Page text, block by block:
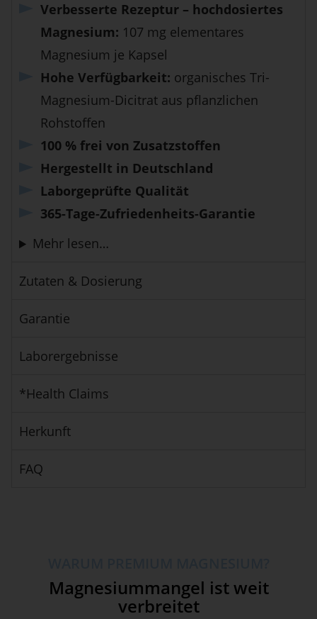
Verbesserte Rezeptur – hochdosiertes
Magnesium: 107 mg elementares
Magnesium je Kapsel
Hohe Verfügbarkeit: organisches Tri-
Magnesium-Dicitrat aus pflanzlichen
Rohstoffen
100 % frei von Zusatzstoffen
Hergestellt in Deutschland
Laborgeprüfte Qualität
365-Tage-Zufriedenheits-Garantie
Mehr lesen…
Zutaten & Dosierung
Garantie
Laborergebnisse
*Health Claims
Herkunft
FAQ
Magnesiummangel ist weit
verbreitet